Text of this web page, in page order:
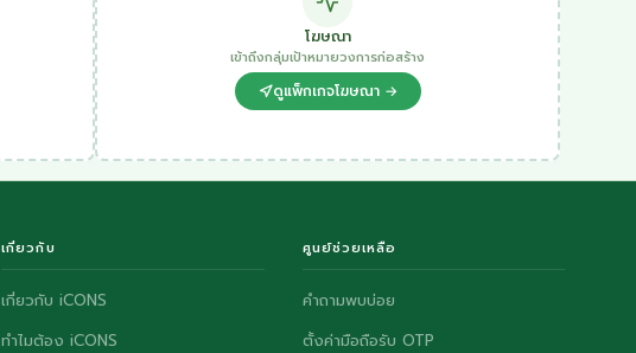
โฆษณา
เข้าถึงกลุ่มเป้าหมายวงการก่อสร้าง
ดูแพ็กเกจโฆษณา →
เกี่ยวกับ
เกี่ยวกับ iCONS
ทำไมต้อง iCONS
ศูนย์ช่วยเหลือ
คำถามพบบ่อย
ตั้งค่ามือถือรับ OTP